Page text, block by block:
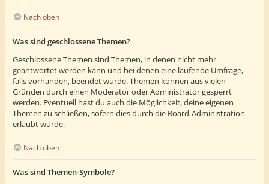
Nach oben
Was sind geschlossene Themen?
Geschlossene Themen sind Themen, in denen nicht mehr
geantwortet werden kann und bei denen eine laufende Umfrage,
falls vorhanden, beendet wurde. Themen können aus vielen
Gründen durch einen Moderator oder Administrator gesperrt
werden. Eventuell hast du auch die Möglichkeit, deine eigenen
Themen zu schließen, sofern dies durch die Board-Administration
erlaubt wurde.
Nach oben
Was sind Themen-Symbole?